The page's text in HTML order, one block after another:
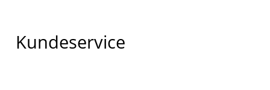
Kundeservice